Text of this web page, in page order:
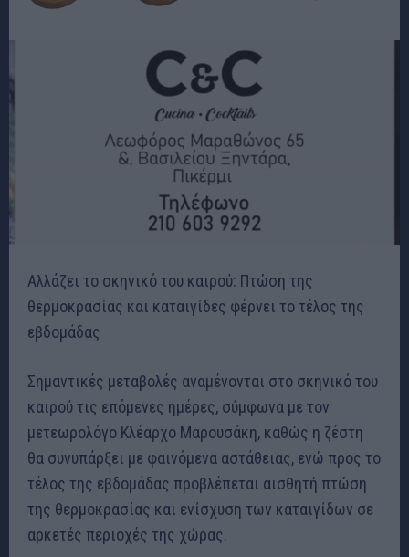
Αλλάζει το σκηνικό του καιρού: Πτώση της
θερμοκρασίας και καταιγίδες φέρνει το τέλος της
εβδομάδας
Σημαντικές μεταβολές αναμένονται στο σκηνικό του
καιρού τις επόμενες ημέρες, σύμφωνα με τον
μετεωρολόγο Κλέαρχο Μαρουσάκη, καθώς η ζέστη
θα συνυπάρξει με φαινόμενα αστάθειας, ενώ προς το
τέλος της εβδομάδας προβλέπεται αισθητή πτώση
της θερμοκρασίας και ενίσχυση των καταιγίδων σε
αρκετές περιοχές της χώρας.